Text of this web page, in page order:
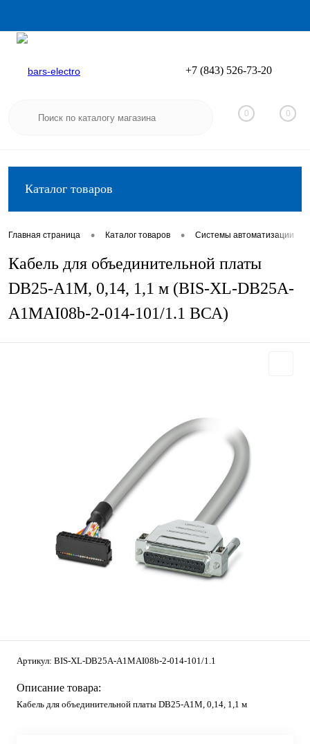
Вход
+7 (843) 526-73-20
0 0
Каталог товаров
Главная страница • Каталог товаров • Системы автоматизации
Кабель для объединительной платы
DB25-A1M, 0,14, 1,1 м (BIS-XL-DB25A-
A1MAI08b-2-014-101/1.1 ВСА)
Артикул: BIS-XL-DB25A-A1MAI08b-2-014-101/1.1
Описание товара:
Кабель для объединительной платы DB25-A1M, 0,14, 1,1 м